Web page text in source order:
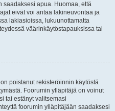
apua. Huomaa, että
eivät voi antaa lakineuvontaa ja
lakiasioissa, lukuunottamatta
väärinkäytöstapauksissa tai
poistanut rekisteröinnin käytöstä
Foorumin ylläpitäjä on voinut
tai estänyt valitsemasi
foorumin ylläpitäjään saadaksesi